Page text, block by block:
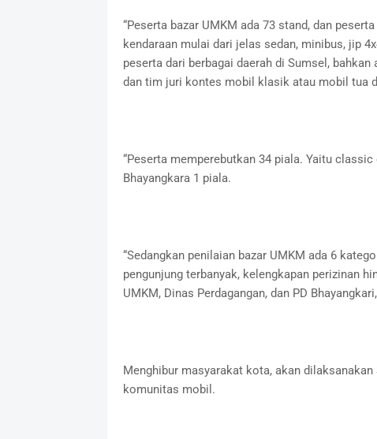
“Peserta bazar UMKM ada 73 stand, dan
kendaraan mulai dari jelas sedan, minibus, jip
peserta dari berbagai daerah di Sumsel,
dan tim juri kontes mobil klasik atau mobil tua
“Peserta memperebutkan 34 piala. Yaitu
Bhayangkara 1 piala.
“Sedangkan penilaian bazar UMKM ada 6
pengunjung terbanyak, kelengkapan perizinan
UMKM, Dinas Perdagangan, dan PD
Menghibur masyarakat kota, akan
komunitas mobil.